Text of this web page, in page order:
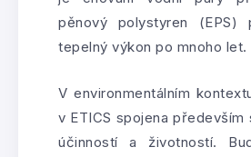
pěnový polystyren (EPS)
tepelný výkon po mnoho let.
V environmentálním
v ETICS spojena především
účinností a životností.